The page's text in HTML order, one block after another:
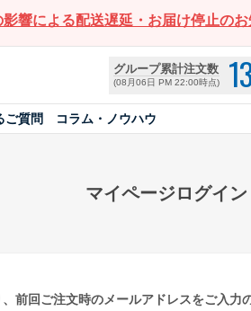
影響による配送遅延・お届け停止のお
グループ累計注文数
(08月06日 PM 22:00時点)
ご質問 コラム・ノウハウ
マイページログイン
前回ご注文時のメールアドレスをご入力